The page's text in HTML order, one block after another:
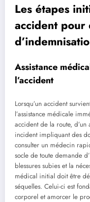
Les étapes
accident pour
Assistance
l’accident
Lorsqu’un accident
l’assistance médicale
accident de la route,
incident impliquant des
consulter un médecin
socle de toute demande
blessures subies et la
médical initial doit être
séquelles. Celui-ci est
corporel et amorcer le